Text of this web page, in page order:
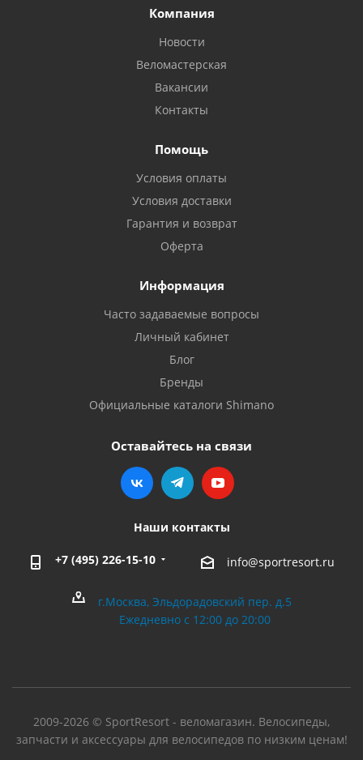
Компания
Новости
Веломастерская
Вакансии
Контакты
Помощь
Условия оплаты
Условия доставки
Гарантия и возврат
Оферта
Информация
Часто задаваемые вопросы
Личный кабинет
Блог
Бренды
Официальные каталоги Shimano
Оставайтесь на связи
Наши контакты
+7 (495) 226-15-10 info@sportresort.ru
г.Москва, Эльдорадовский пер. д.5
Ежедневно с 12:00 до 20:00
2009-2026 © SportResort - веломагазин. Велосипеды,
запчасти и аксессуары для велосипедов по низким ценам!